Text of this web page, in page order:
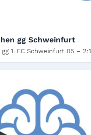
gg Schweinfurt
1. FC Schweinfurt 05 – 2:1